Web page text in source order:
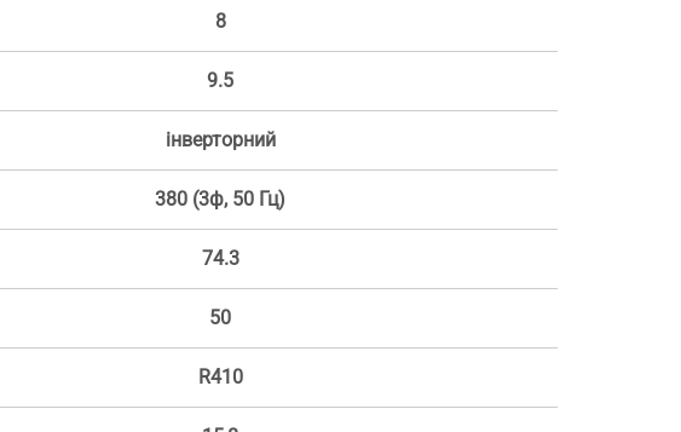
8
9.5
інверторний
380 (3ф, 50 Гц)
74.3
50
R410